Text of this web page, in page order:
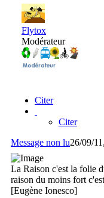
Flytox
Modérateur
Citer
Citer
Message non lu26/09/
La Raison c'est la folie
raison du moins fort
[Eugène Ionesco]